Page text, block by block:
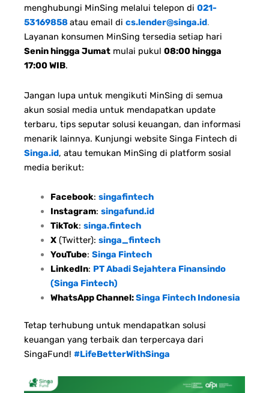
menghubungi MinSing melalui telepon di 021-
53169858atau email di cs.lender@singa.id.
Layanan konsumen MinSing tersedia setiap hari
Senin hingga Jumat mulai pukul 08:00 hingga
17:00 WIB.
Jangan lupa untuk mengikuti MinSing di semua
akun sosial media untuk mendapatkan update
terbaru, tips seputar solusi keuangan, dan informasi
menarik lainnya. Kunjungi website Singa Fintech di
Singa.id, atau temukan MinSing di platform sosial
media berikut:
Facebook: singafintech
Instagram: singafund.id
TikTok: singa.fintech
X(Twitter): singa_fintech
YouTube: Singa Fintech
LinkedIn: PT Abadi Sejahtera Finansindo
(Singa Fintech)
WhatsApp Channel:Singa Fintech Indonesia
Tetap terhubung untuk mendapatkan solusi
keuangan yang terbaik dan terpercaya dari
SingaFund! #LifeBetterWithSinga